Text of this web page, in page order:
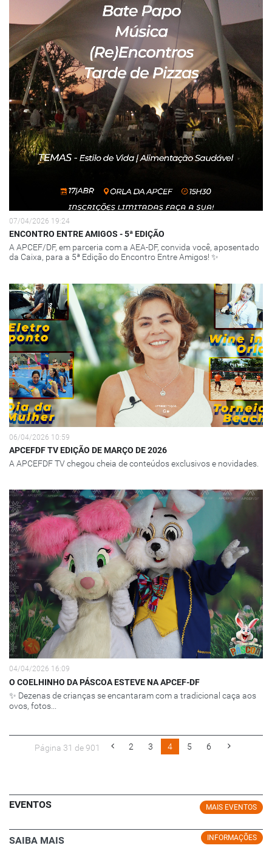
07/04/2026 19:24
ENCONTRO ENTRE AMIGOS - 5ª EDIÇÃO
A APCEF/DF, em parceria com a AEA-DF, convida você, aposentado
da Caixa, para a 5ª Edição do Encontro Entre Amigos! ✨
06/04/2026 10:59
APCEFDF TV EDIÇÃO DE MARÇO DE 2026
A APCEFDF TV chegou cheia de conteúdos exclusivos e novidades.
04/04/2026 16:09
O COELHINHO DA PÁSCOA ESTEVE NA APCEF-DF
✨ Dezenas de crianças se encantaram com a tradicional caça aos
ovos, fotos...
Página 31 de 901 2 3 4 5 6
MAIS EVENTOS
EVENTOS
INFORMAÇÕES
SAIBA MAIS